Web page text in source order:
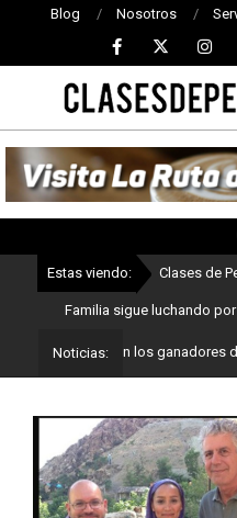
Blog Nosotros
CLASES
DE
Estas viendo: Clases de
Familia sigue luchando
Noticias:
Estos son los ganadores del